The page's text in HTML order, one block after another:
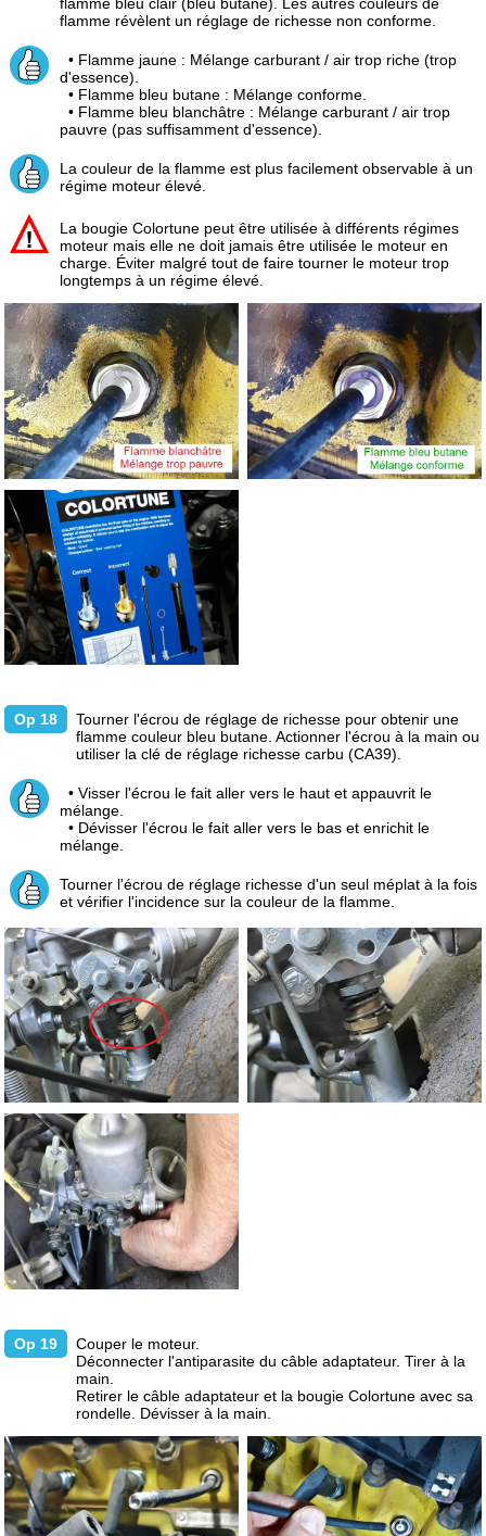
flamme révèlent un réglage de richesse non conforme.
• Flamme jaune : Mélange carburant / air trop riche (trop
d'essence).
• Flamme bleu butane : Mélange conforme.
• Flamme bleu blanchâtre : Mélange carburant / air trop
pauvre (pas suffisamment d'essence).
La couleur de la flamme est plus facilement observable à un
régime moteur élevé.
La bougie Colortune peut être utilisée à différents régimes
moteur mais elle ne doit jamais être utilisée le moteur en
charge. Éviter malgré tout de faire tourner le moteur trop
longtemps à un régime élevé.
Op 18
Tourner l'écrou de réglage de richesse pour obtenir une
flamme couleur bleu butane. Actionner l'écrou à la main ou
utiliser la clé de réglage richesse carbu (CA39).
• Visser l'écrou le fait aller vers le haut et appauvrit le
mélange.
• Dévisser l'écrou le fait aller vers le bas et enrichit le
mélange.
Tourner l'écrou de réglage richesse d'un seul méplat à la fois
et vérifier l'incidence sur la couleur de la flamme.
Op 19
Couper le moteur.
Déconnecter l'antiparasite du câble adaptateur. Tirer à la
main.
Retirer le câble adaptateur et la bougie Colortune avec sa
rondelle. Dévisser à la main.